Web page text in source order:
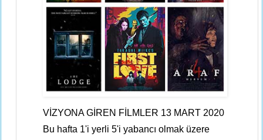
VİZYONA GİREN FİLMLER 13 MART 2020
Bu hafta 1'i yerli 5'i yabancı olmak üzere